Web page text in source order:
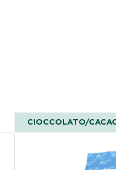
CIOCCOLATO/